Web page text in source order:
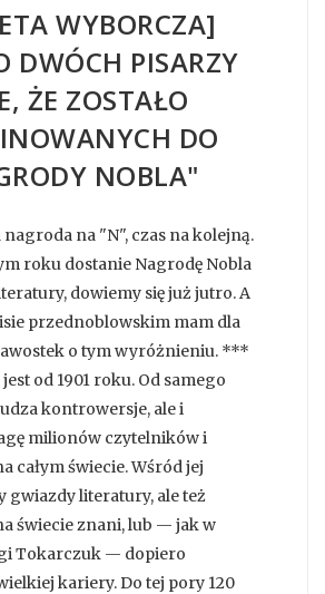
WYBORCZA]
DWÓCH PISARZY
ŻE ZOSTAŁO
DO
NOBLA"
na "N", czas na kolejną.
roku dostanie Nagrodę Nobla
dowiemy się już jutro. A
przednoblowskim mam dla
o tym wyróżnieniu. ***
od 1901 roku. Od samego
kontrowersje, ale i
milionów czytelników i
całym świecie. Wśród jej
gwiazdy literatury, ale też
świecie znani, lub — jak w
Tokarczuk — dopiero
kariery. Do tej pory 120